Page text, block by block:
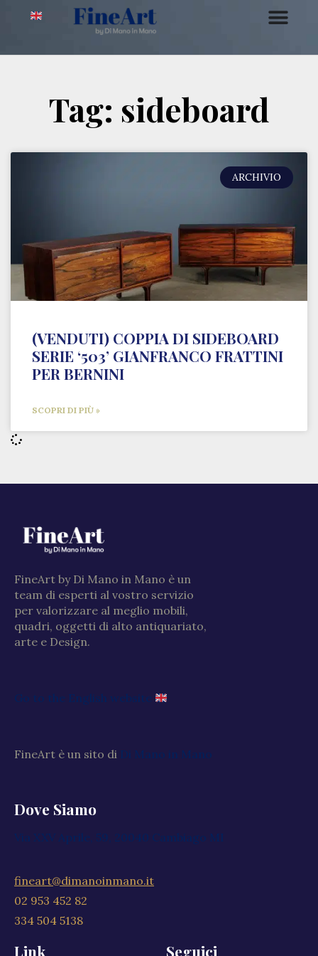
Tag: sideboard
ARCHIVIO
(VENDUTI) COPPIA DI SIDEBOARD
SERIE ‘503’ GIANFRANCO FRATTINI
PER BERNINI
SCOPRI DI PIÙ »
FineArt by Di Mano in Mano è un
team di esperti al vostro servizio
per valorizzare al meglio mobili,
quadri, oggetti di alto antiquariato,
arte e Design.
Go to the English website
FineArt è un sito di Di Mano in Mano
Dove Siamo
Via XXV Aprile, 59, 20040 Cambiago MI
fineart@dimanoinmano.it
02 953 452 82
334 504 5138
Link Seguici